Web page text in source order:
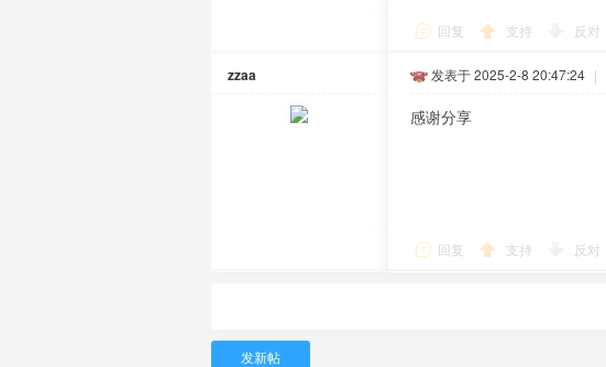
回复 支持 反对
zzaa 发表于 2025-2-8 20:47:24 |
感谢分享
回复 支持 反对
发新帖